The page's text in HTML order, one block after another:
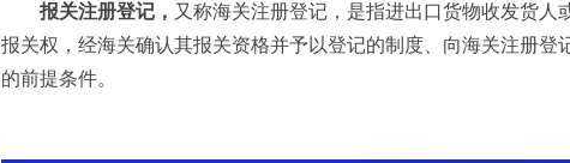
报关注册登记， 又称海关注册登记，是指进出口货物收发货
报关权，经海关确认其报关资格并予以登记的制度、向海关注册
的前提条件。